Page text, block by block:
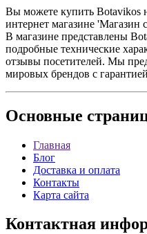
Вы можете купить Botavikos
интернет магазине 'Магазин
В магазине представлены
подробные технические
отзывы посетителей. Мы
мировых брендов с
Основные
Главная
Блог
Доставка и оплата
Контакты
Карта сайта
Контактная